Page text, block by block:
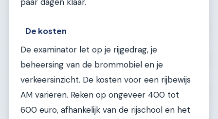
De kosten
De examinator let op je rijgedrag, je
beheersing van de brommobiel en je
verkeersinzicht. De kosten voor een rijbewijs
AM variëren. Reken op ongeveer 400 tot
600 euro, afhankelijk van de rijschool en het